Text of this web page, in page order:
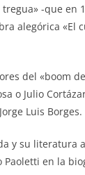
-que en
alegórica «El
del «boom
o Julio
Luis Borges.
y su literatura
Paoletti en la